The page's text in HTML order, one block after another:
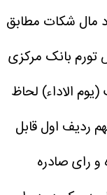
مال شکات مطابق
تورم بانک مرکزی
الاداء) لحاظ
ردیف اول قابل
و رای صادره